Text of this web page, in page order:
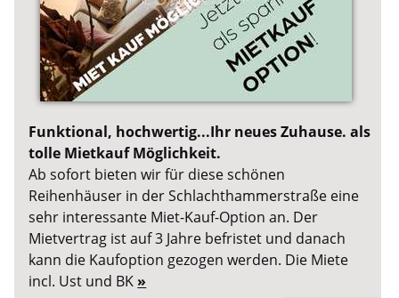
Funktional, hochwertig...Ihr neues Zuhause. als
tolle Mietkauf Möglichkeit.
Ab sofort bieten wir für diese schönen
Reihenhäuser in der Schlachthammerstraße eine
sehr interessante Miet-Kauf-Option an. Der
Mietvertrag ist auf 3 Jahre befristet und danach
kann die Kaufoption gezogen werden. Die Miete
incl. Ust und BK »